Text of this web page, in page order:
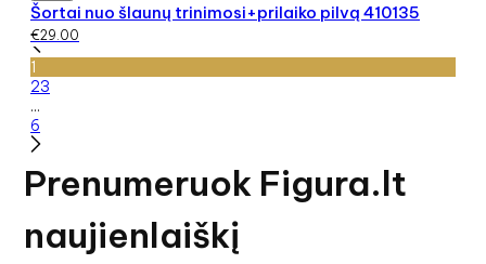
Šortai nuo šlaunų trinimosi+prilaiko pilvą 410135
€29.00
1
23
...
6
Prenumeruok Figura.lt
naujienlaiškį